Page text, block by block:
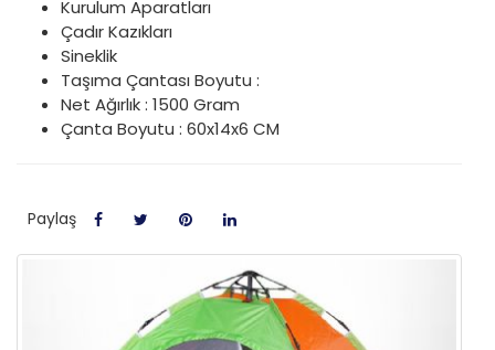
Kurulum Aparatları
Çadır Kazıkları
Sineklik
Taşıma Çantası Boyutu :
Net Ağırlık : 1500 Gram
Çanta Boyutu : 60x14x6 CM
Paylaş